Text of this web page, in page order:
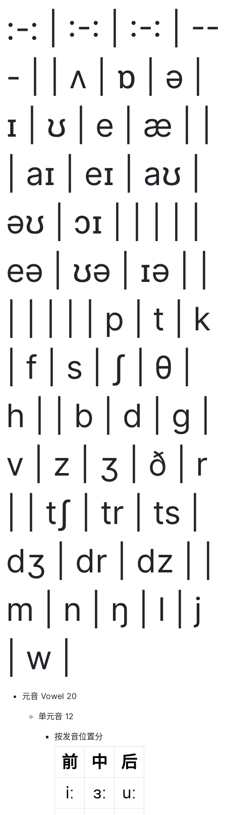
:-: | :-: | :-: | --
- | | ʌ | ɒ | ə |
ɪ | ʊ | e | æ | |
| aɪ | eɪ | aʊ |
əʊ | ɔɪ | | | | |
eə | ʊə | ɪə | |
| | | | | p | t | k
| f | s | ʃ | θ |
h | | b | d | g |
v | z | ʒ | ð | r
| | tʃ | tr | ts |
dʒ | dr | dz | |
m | n | ŋ | l | j
| w |
元音 Vowel 20
单元音 12
按发音位置分
前 中
后
iː
ɜː
uː